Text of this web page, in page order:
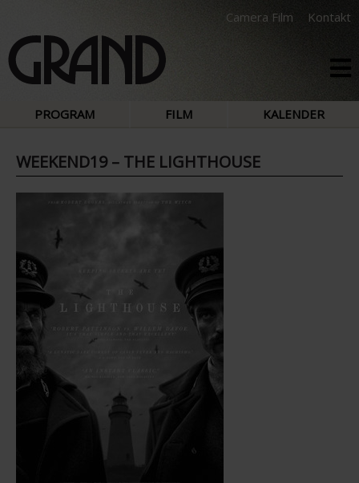
Camera Film Kontakt
PROGRAM FILM KALENDER
WEEKEND19 – THE LIGHTHOUSE